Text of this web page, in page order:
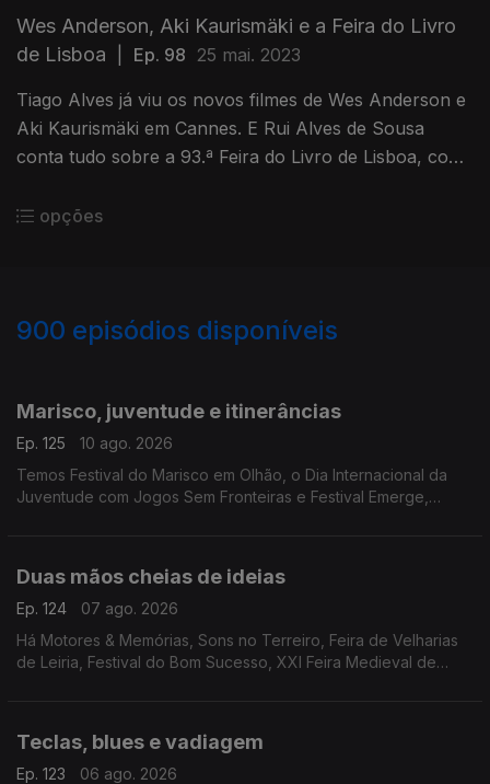
Wes Anderson, Aki Kaurismäki e a Feira do Livro
de Lisboa
Ep. 98 25 mai. 2023
Tiago Alves já viu os novos filmes de Wes Anderson e
Aki Kaurismäki em Cannes. E Rui Alves de Sousa
conta tudo sobre a 93.ª Feira do Livro de Lisboa, com
Penguin.
opções
900 episódios disponíveis
Marisco, juventude e itinerâncias
Ep. 125
10 ago. 2026
Temos Festival do Marisco em Olhão, o Dia Internacional da
Juventude com Jogos Sem Fronteiras e Festival Emerge,
Duas mãos cheias de ideias
Ep. 124
07 ago. 2026
Há Motores & Memórias, Sons no Terreiro, Feira de Velharias
de Leiria, Festival do Bom Sucesso, XXI Feira Medieval de
Teclas, blues e vadiagem
Ep. 123
06 ago. 2026